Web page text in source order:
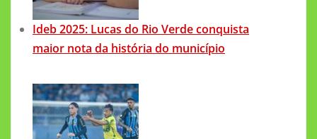
Ideb 2025: Lucas do Rio Verde conquista
maior nota da história do município